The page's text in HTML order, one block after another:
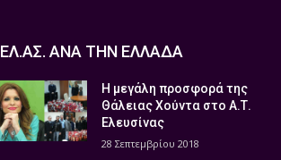
ΕΛ.ΑΣ. ΑΝΑ ΤΗΝ ΕΛΛΑΔΑ
Η μεγάλη προσφορά της
Θάλειας Χούντα στο Α.Τ.
Ελευσίνας
28 Σεπτεμβρίου 2018